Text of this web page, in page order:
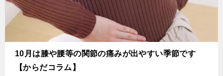
10月は膝や腰等の関節の痛みが出やすい季節です
【からだコラム】